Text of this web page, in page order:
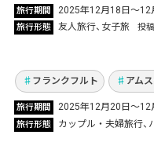
旅行期間 2025年12月18日〜12
旅行形態 友人旅行 女子旅 投
Vol.1307
憧れのオランダと
を満喫！3ヵ国を巡
フランクフルト アム
旅行期間 2025年12月20日〜12
旅行形態 カップル・夫婦旅行
卒業旅行でミュン
の3都市へ！ 念願の